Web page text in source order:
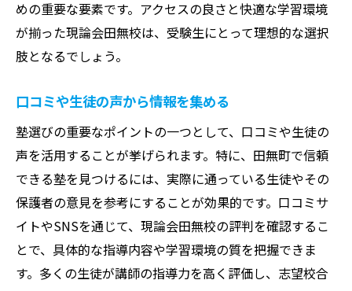
高い合格実績に基づいた信頼性
最新の受験情報を活用した指導法
生徒一人ひとりに合わせた学習プラン
地域に根ざした安心感とサポート
学習効率を最大化する指導環境
めの重要な要素です。アクセスの良さと快適な学習環境
が揃った現論会田無校は、受験生にとって理想的な選択
肢となるでしょう。
口コミや生徒の声から情報を集める
塾選びの重要なポイントの一つとして、口コミや生徒の
声を活用することが挙げられます。特に、田無町で信頼
できる塾を見つけるには、実際に通っている生徒やその
保護者の意見を参考にすることが効果的です。口コミサ
イトやSNSを通じて、現論会田無校の評判を確認するこ
とで、具体的な指導内容や学習環境の質を把握できま
す。多くの生徒が講師の指導力を高く評価し、志望校合